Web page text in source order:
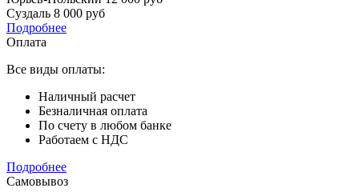
Суздаль 8 000 руб
Подробнее
Оплата
Все виды оплаты:
Наличный расчет
Безналичная оплата
По счету в любом банке
Работаем с НДС
Подробнее
Самовывоз